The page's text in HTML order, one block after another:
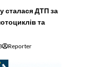
сталася ДТП за
та
Reporter